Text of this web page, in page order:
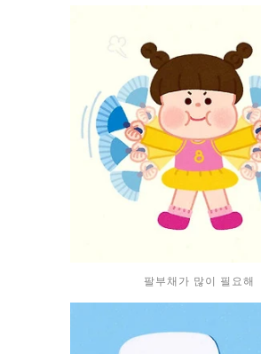
팔부채가 많이 필요해